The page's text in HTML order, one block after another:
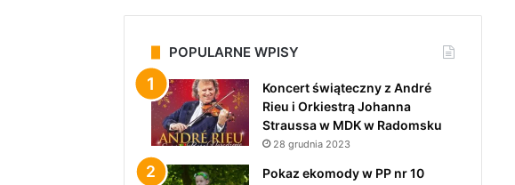
POPULARNE WPISY
Koncert świąteczny z André
Rieu i Orkiestrą Johanna
Straussa w MDK w Radomsku
28 grudnia 2023
Pokaz ekomody w PP nr 10